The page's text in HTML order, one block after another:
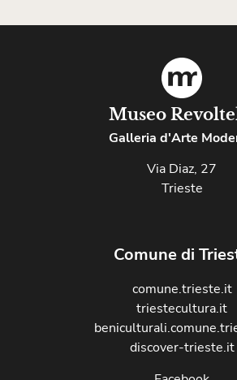
Museo
Galleria d'Arte
Via Diaz, 27
Trieste
Comune di
comune.trieste.it
triestecultura.it
discover-trieste.it